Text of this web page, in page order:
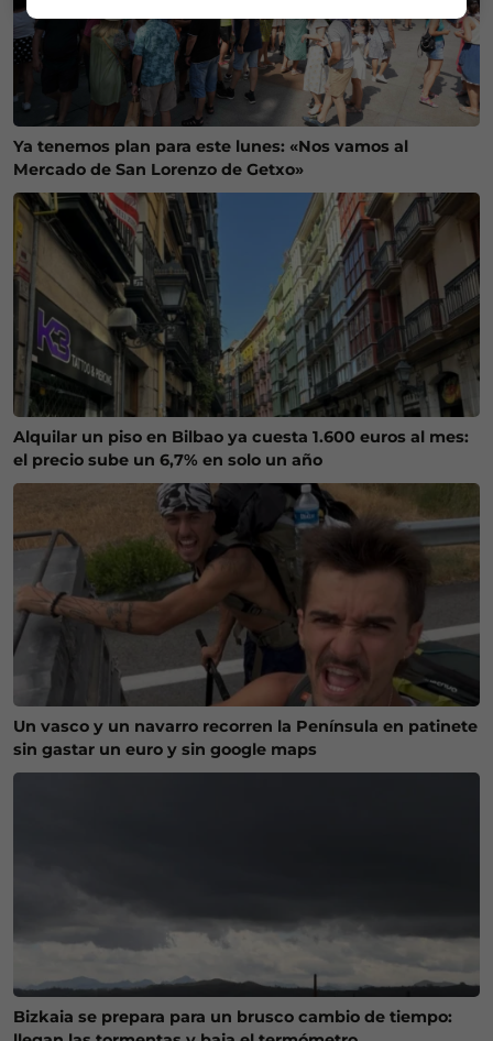
Ya tenemos plan para este lunes: «Nos vamos al
Mercado de San Lorenzo de Getxo»
Alquilar un piso en Bilbao ya cuesta 1.600 euros al mes:
el precio sube un 6,7% en solo un año
Un vasco y un navarro recorren la Península en patinete
sin gastar un euro y sin google maps
Bizkaia se prepara para un brusco cambio de tiempo: